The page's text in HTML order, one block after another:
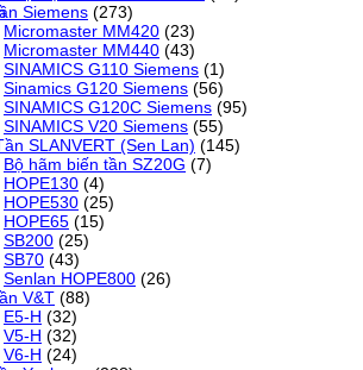
Siemens (273)
Micromaster MM420 (23)
Micromaster MM440 (43)
SINAMICS G110 Siemens (1)
Sinamics G120 Siemens (56)
SINAMICS G120C Siemens (95)
SINAMICS V20 Siemens (55)
SLANVERT (Sen Lan) (145)
Bộ hãm biến tần SZ20G (7)
HOPE130 (4)
HOPE530 (25)
HOPE65 (15)
SB200 (25)
SB70 (43)
Senlan HOPE800 (26)
V&T (88)
E5-H (32)
V5-H (32)
V6-H (24)